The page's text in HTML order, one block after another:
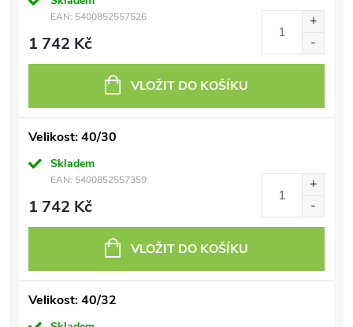
EAN: 5400852557526
1 742 Kč
VLOŽIT DO KOŠÍKU
Velikost: 40/30
Skladem
EAN: 5400852557359
1 742 Kč
VLOŽIT DO KOŠÍKU
Velikost: 40/32